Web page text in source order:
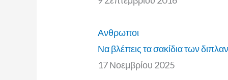
Ανθρωποι
Να βλέπεις τα σακίδια των
17 Νοεμβρίου 2025